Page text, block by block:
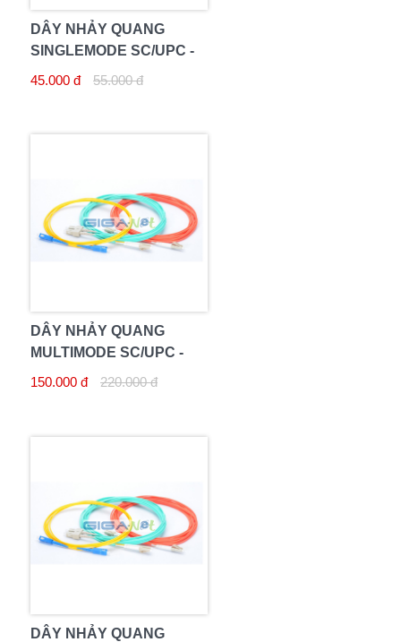
DÂY NHẢY QUANG
SINGLEMODE SC/UPC -
SC/UPC 10M
45.000 đ 55.000 đ
DÂY NHẢY QUANG
MULTIMODE SC/UPC -
LC/UPC 10M DUPLEX
150.000 đ 220.000 đ
DÂY NHẢY QUANG